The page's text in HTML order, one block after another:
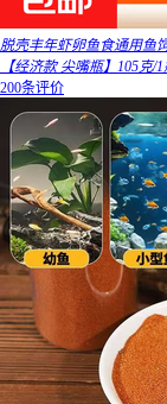
脱壳丰年虾卵鱼食通用鱼
【经济款 尖嘴瓶】105克/1
200条评价